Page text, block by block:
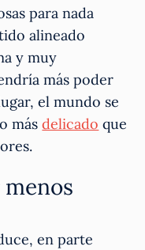
para nada
alineado
y muy
más poder
el mundo se
másdelicado que
en parte